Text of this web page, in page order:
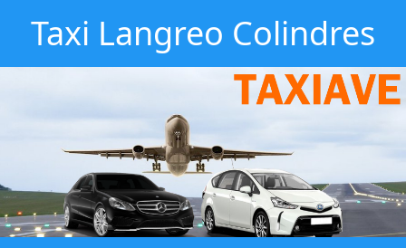
Taxi Langreo Colindres